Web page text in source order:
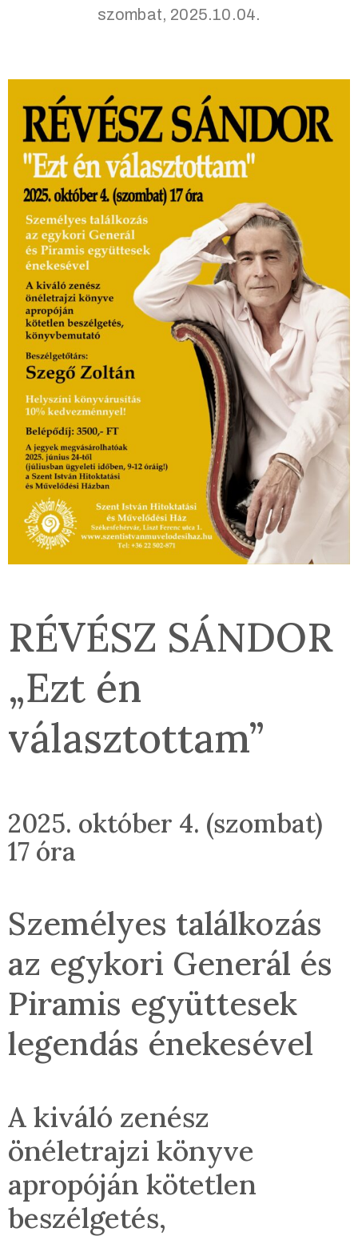
szombat, 2025.10.04.
RÉVÉSZ SÁNDOR
„Ezt én
választottam”
2025. október 4. (szombat)
17 óra
Személyes találkozás
az egykori Generál és
Piramis együttesek
legendás énekesével
A kiváló zenész
önéletrajzi könyve
apropóján kötetlen
beszélgetés,